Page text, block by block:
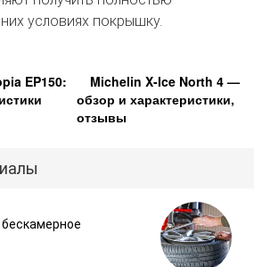
условиях покрышку.
EP150:
Michelin X-Ice North 4 —
обзор и характеристики,
отзывы